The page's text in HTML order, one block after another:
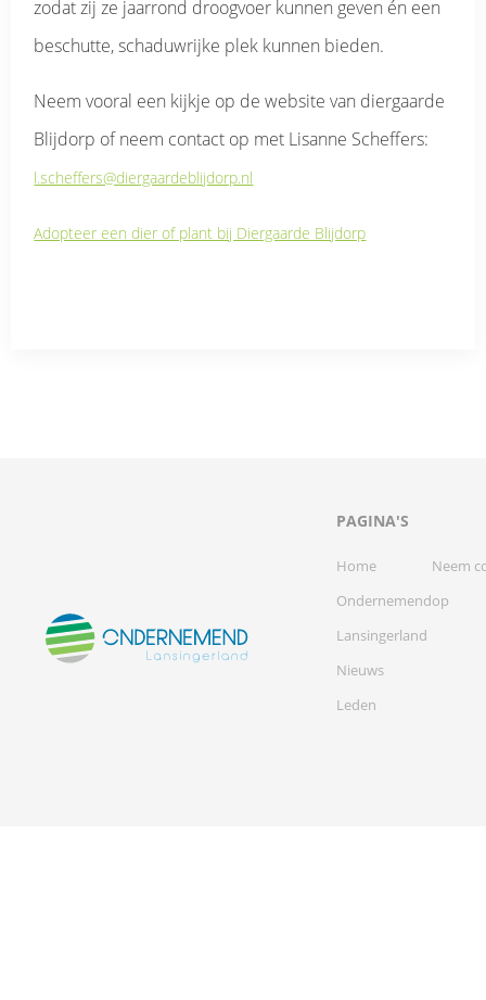
zodat zij ze jaarrond droogvoer kunnen geven én een
beschutte, schaduwrijke plek kunnen bieden.
Neem vooral een kijkje op de website van diergaarde
Blijdorp of neem contact op met Lisanne Scheffers:
l.scheffers@diergaardeblijdorp.nl
Adopteer een dier of plant bij Diergaarde Blijdorp
PAGINA'S
Home
Ondernemend
Lansingerland
Nieuws
Leden
Neem
op